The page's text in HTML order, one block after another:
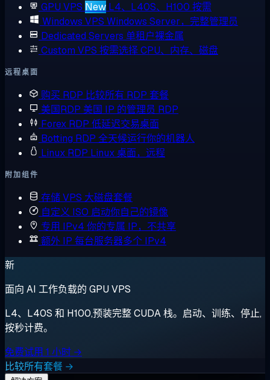
GPU VPS New L4、L40S、H100 按需
Windows VPS Windows Server，完整管理员
Dedicated Servers 单租户裸金属
Custom VPS 按需选择 CPU、内存、磁盘
远程桌面
购买 RDP 比较所有 RDP 套餐
美国RDP 美国 IP 的管理员 RDP
Forex RDP 低延迟交易桌面
Botting RDP 全天候运行你的机器人
Linux RDP Linux 桌面，远程
附加组件
存储 VPS 大磁盘套餐
自定义 ISO 启动你自己的镜像
专用 IPv4 你的专属 IP，不共享
额外 IP 每台服务器多个 IPv4
新
面向 AI 工作负载的 GPU VPS
L4、L40S 和 H100,预装完整 CUDA 栈。启动、训练、停止,
按秒计费。
免费试用 1 小时 →
比较所有套餐 →